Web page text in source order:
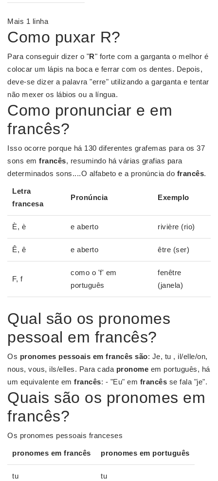
Mais 1 linha
Como puxar R?
Para conseguir dizer o "R" forte com a garganta o melhor é
colocar um lápis na boca e ferrar com os dentes. Depois,
deve-se dizer a palavra "erre" utilizando a garganta e tentar
não mexer os lábios ou a língua.
Como pronunciar e em
francês?
Isso ocorre porque há 130 diferentes grafemas para os 37
sons em francês, resumindo há várias grafias para
determinados sons....O alfabeto e a pronúncia do francês.
Letra
francesa
Pronúncia Exemplo
È, è e aberto rivière (rio)
Ê, ê e aberto être (ser)
F, f
como o 'f' em
português
fenêtre
(janela)
Qual são os pronomes
pessoal em francês?
Os pronomes pessoais em francês são: Je, tu , il/elle/on,
nous, vous, ils/elles. Para cada pronome em português, há
um equivalente em francês: - "Eu" em francês se fala "je".
Quais são os pronomes em
francês?
Os pronomes pessoais franceses
pronomes em francês pronomes em português
tu tu